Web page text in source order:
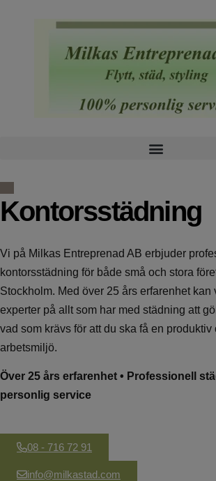
Kontorsstädning
Vi på Milkas Entreprenad AB erbjuder
kontorsstädning för både små och stora
Stockholm. Med över 25 års erfarenhet
experter på allt som har med städning att
vad som krävs för att du ska få en produktiv
arbetsmiljö.
Över 25 års erfarenhet • Professionell
personlig service
08 - 716 72 91
info@milkastad.com